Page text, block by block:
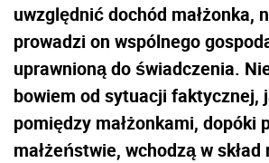
uwzględnić dochód małżonka,
prowadzi on wspólnego
uprawnioną do świadczenia.
bowiem od sytuacji faktycznej,
pomiędzy małżonkami, dopóki
małżeństwie, wchodzą w skład